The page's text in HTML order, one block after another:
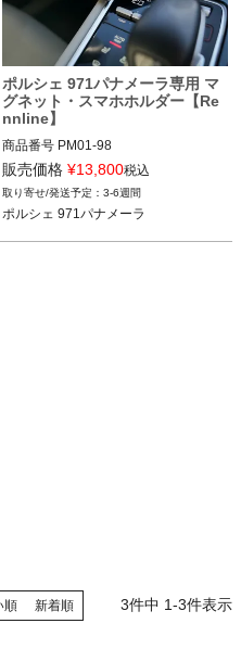
ポルシェ 971パナメーラ専用 マ
グネット・スマホホルダー【Re
nnline】
商品番号 PM01-98
PM01-98
12REN"PM01.98"
ポルシェ 971パナメーラ 16-
販売価格 ¥13,800税込
3-6週間
ポルシェ 971パナメーラ
順 新着順 3件中 1-3件表示